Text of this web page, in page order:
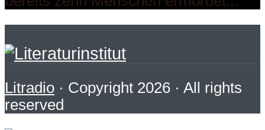
Litradio · Copyright 2026 · All rights
reserved